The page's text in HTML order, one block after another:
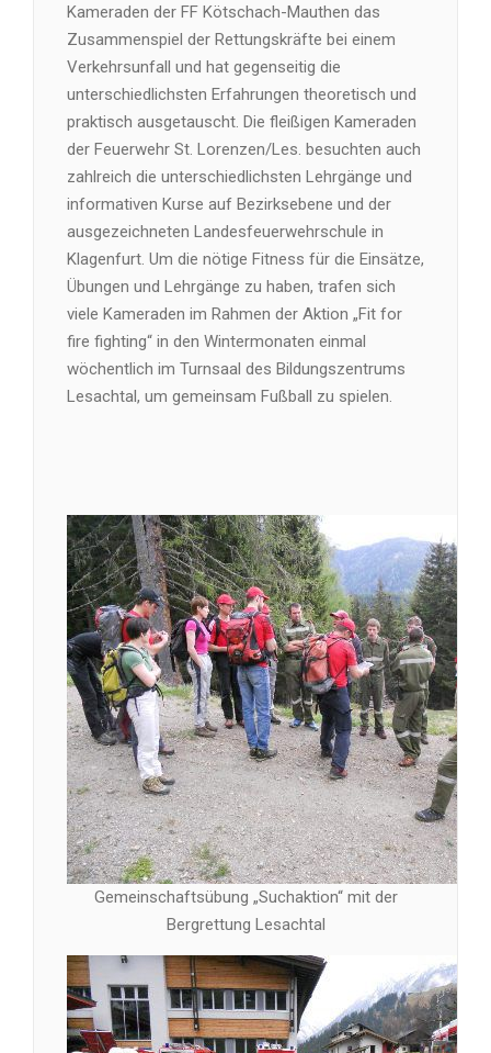
Kameraden der FF Kötschach-Mauthen das
Zusammenspiel der Rettungskräfte bei einem
Verkehrsunfall und hat gegenseitig die
unterschiedlichsten Erfahrungen theoretisch und
praktisch ausgetauscht. Die fleißigen Kameraden
der Feuerwehr St. Lorenzen/Les. besuchten auch
zahlreich die unterschiedlichsten Lehrgänge und
informativen Kurse auf Bezirksebene und der
ausgezeichneten Landesfeuerwehrschule in
Klagenfurt. Um die nötige Fitness für die Einsätze,
Übungen und Lehrgänge zu haben, trafen sich
viele Kameraden im Rahmen der Aktion „Fit for
fire fighting“ in den Wintermonaten einmal
wöchentlich im Turnsaal des Bildungszentrums
Lesachtal, um gemeinsam Fußball zu spielen.
Gemeinschaftsübung „Suchaktion“ mit der
Bergrettung Lesachtal